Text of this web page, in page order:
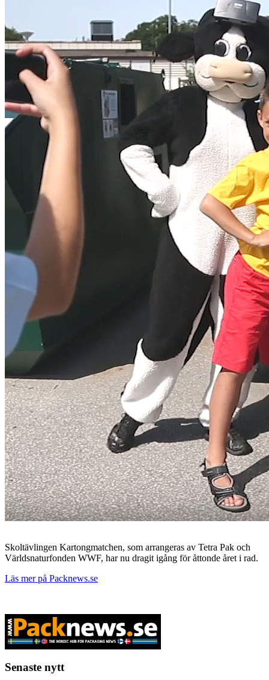
Skoltävlingen Kartongmatchen, som arrangeras av Tetra Pak och
Världsnaturfonden WWF, har nu dragit igång för åttonde året i rad.
Läs mer på Packnews.se
Senaste nytt